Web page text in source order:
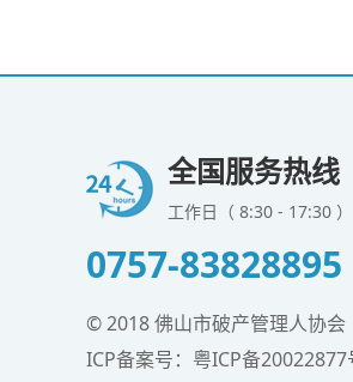
全国服务热线
工作日（ 8:30 - 17:30 ）
0757-83828895
© 2018 佛山市破产管理人协会
ICP备案号： 粤ICP备20022877